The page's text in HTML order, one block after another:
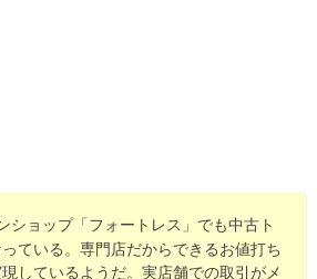
ショップ「フォートレス」でも中古ト
ている。専門店だからできるお値打ち
しているようだ。実店舗での取引がメ